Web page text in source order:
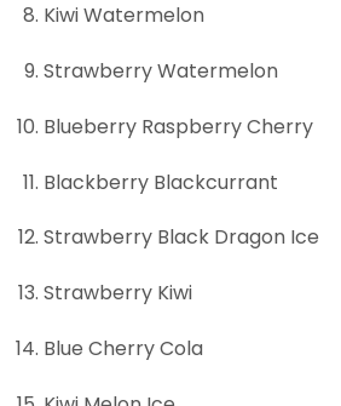
Kiwi Watermelon
Strawberry Watermelon
Blueberry Raspberry Cherry
Blackberry Blackcurrant
Strawberry Black Dragon Ice
Strawberry Kiwi
Blue Cherry Cola